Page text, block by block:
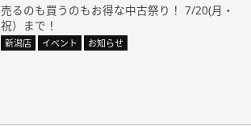
売るのも買うのもお得な中古祭り！ 7/20(月・
祝）まで！
新潟店 イベント お知らせ